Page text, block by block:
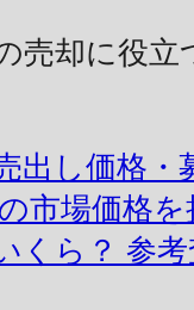
売却に役立
出し価格・
市場価格を
くら？ 参